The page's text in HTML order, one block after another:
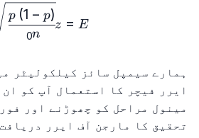
E
=
z
n
0
p (1 − p)
ہمارے سیمپل سائز کیلکولیٹر
ایرر فیچر کا استعمال آپ کو
مینول مراحل کو چھوڑنے اور
تحقیق کا مارجن آف ایرر